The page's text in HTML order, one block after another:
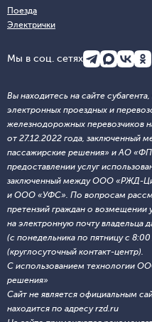
Поезда
Электрички
Мы в соц. сетях
Вы находитесь на сайте
электронных проездных и
железнодорожных перевозчиков
от 27.12.2022 года,
пассажирские решения» и АО
предоставлении услуг
заключенный между ООО «РЖД-
и ООО «УФС». По вопросам
претензий граждан о возмещении
на электронную почту владельца
(с понедельника по пятницу с
(круглосуточный контакт-центр).
С использованием технологии
решения»
Сайт не является официальным
находится по адресу rzd.ru